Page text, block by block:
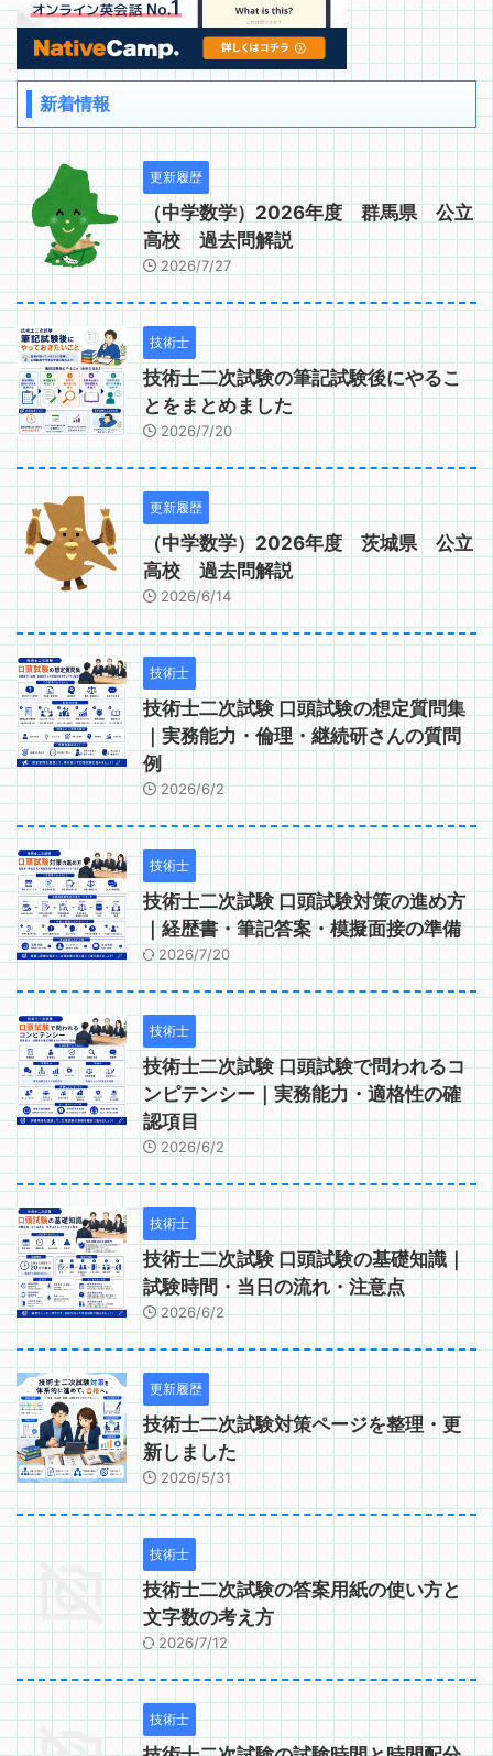
新着情報
更新履歴
（中学数学）2026年度 群馬県 公立
高校 過去問解説
2026/7/27
技術士
技術士二次試験の筆記試験後にやるこ
とをまとめました
2026/7/20
更新履歴
（中学数学）2026年度 茨城県 公立
高校 過去問解説
2026/6/14
技術士
技術士二次試験 口頭試験の想定質問集
｜実務能力・倫理・継続研さんの質問
例
2026/6/2
技術士
技術士二次試験 口頭試験対策の進め方
｜経歴書・筆記答案・模擬面接の準備
2026/7/20
技術士
技術士二次試験 口頭試験で問われるコ
ンピテンシー｜実務能力・適格性の確
認項目
2026/6/2
技術士
技術士二次試験 口頭試験の基礎知識｜
試験時間・当日の流れ・注意点
2026/6/2
更新履歴
技術士二次試験対策ページを整理・更
新しました
2026/5/31
技術士
技術士二次試験の答案用紙の使い方と
文字数の考え方
2026/7/12
技術士